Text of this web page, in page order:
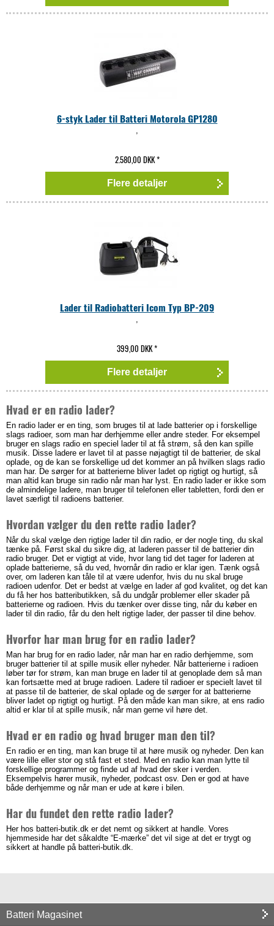
6-styk Lader til Batteri Motorola GP1280
,
2.580,00 DKK*
Flere detaljer
Lader til Radiobatteri Icom Typ BP-209
,
399,00 DKK*
Flere detaljer
Hvad er en radio lader?
En radio lader er en ting, som bruges til at lade batterier op i forskellige
slags radioer, som man har derhjemme eller andre steder. For eksempel
bruger en slags radio en speciel lader til at få strøm, så den kan spille
musik. Disse ladere er lavet til at passe nøjagtigt til de batterier, de skal
oplade, og de kan se forskellige ud det kommer an på hvilken slags radio
man har. De sørger for at batterierne bliver ladet op rigtigt og hurtigt, så
man altid kan bruge sin radio når man har lyst. En radio lader er ikke som
de almindelige ladere, man bruger til telefonen eller tabletten, fordi den er
lavet særligt til radioens batterier.
Hvordan vælger du den rette radio lader?
Når du skal vælge den rigtige lader til din radio, er der nogle ting, du skal
tænke på. Først skal du sikre dig, at laderen passer til de batterier din
radio bruger. Det er vigtigt at vide, hvor lang tid det tager for laderen at
oplade batterierne, så du ved, hvornår din radio er klar igen. Tænk også
over, om laderen kan tåle til at være udenfor, hvis du nu skal bruge
radioen udenfor. Det er bedst at vælge en lader af god kvalitet, og det kan
du få her hos batteributikken, så du undgår problemer eller skader på
batterierne og radioen. Hvis du tænker over disse ting, når du køber en
lader til din radio, får du den helt rigtige lader, der passer til dine behov.
Hvorfor har man brug for en radio lader?
Man har brug for en radio lader, når man har en radio derhjemme, som
bruger batterier til at spille musik eller nyheder. Når batterierne i radioen
løber tør for strøm, kan man bruge en lader til at genoplade dem så man
kan fortsætte med at bruge radioen. Ladere til radioer er specielt lavet til
at passe til de batterier, de skal oplade og de sørger for at batterierne
bliver ladet op rigtigt og hurtigt. På den måde kan man sikre, at ens radio
altid er klar til at spille musik, når man gerne vil høre det.
Hvad er en radio og hvad bruger man den til?
En radio er en ting, man kan bruge til at høre musik og nyheder. Den kan
være lille eller stor og stå fast et sted. Med en radio kan man lytte til
forskellige programmer og finde ud af hvad der sker i verden.
Eksempelvis hører musik, nyheder, podcast osv. Den er god at have
både derhjemme og når man er ude at køre i bilen.
Har du fundet den rette radio lader?
Her hos batteri-butik.dk er det nemt og sikkert at handle. Vores
hjemmeside har det såkaldte “E-mærke” det vil sige at det er trygt og
sikkert at handle på batteri-butik.dk.
Batteri Magasinet